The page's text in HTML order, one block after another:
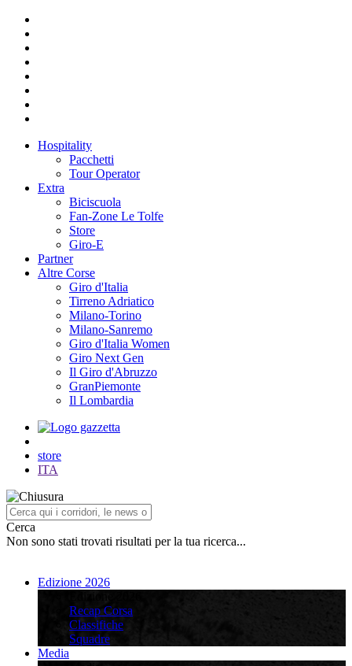
Hospitality
Pacchetti
Tour Operator
Extra
Biciscuola
Fan-Zone Le Tolfe
Store
Giro-E
Partner
Altre Corse
Giro d'Italia
Tirreno Adriatico
Milano-Torino
Milano-Sanremo
Giro d'Italia Women
Giro Next Gen
Il Giro d'Abruzzo
GranPiemonte
Il Lombardia
store
ITA
Cerca
Non sono stati trovati risultati per la tua ricerca...
Edizione 2026
Recap Corsa
Classifiche
Squadre
Media